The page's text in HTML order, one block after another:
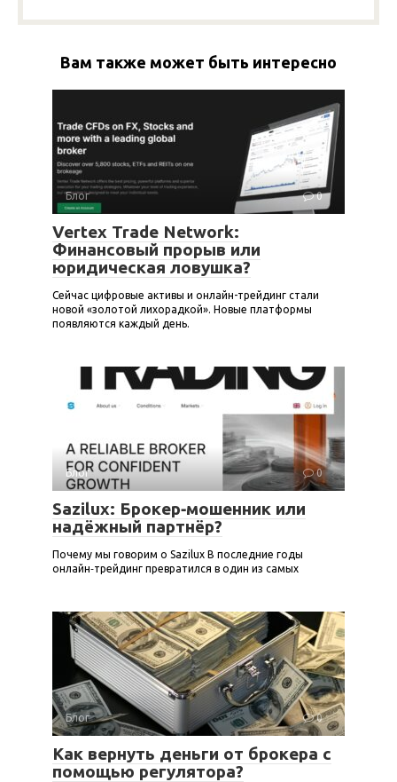
Вам также может быть интересно
Блог 0
Vertex Trade Network:
Финансовый прорыв или
юридическая ловушка?
Сейчас цифровые активы и онлайн-трейдинг стали
новой «золотой лихорадкой». Новые платформы
появляются каждый день.
Блог 0
Sazilux: Брокер‑мошенник или
надёжный партнёр?
Почему мы говорим о Sazilux В последние годы
онлайн‑трейдинг превратился в один из самых
Блог 0
Как вернуть деньги от брокера с
помощью регулятора?